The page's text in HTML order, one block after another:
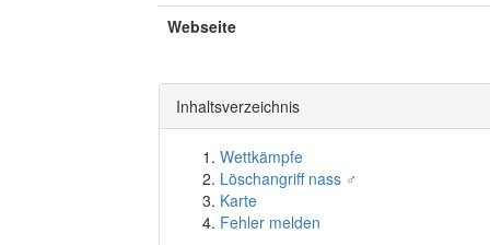
Webseite
Inhaltsverzeichnis
Wettkämpfe
Löschangriff nass ♂
Karte
Fehler melden